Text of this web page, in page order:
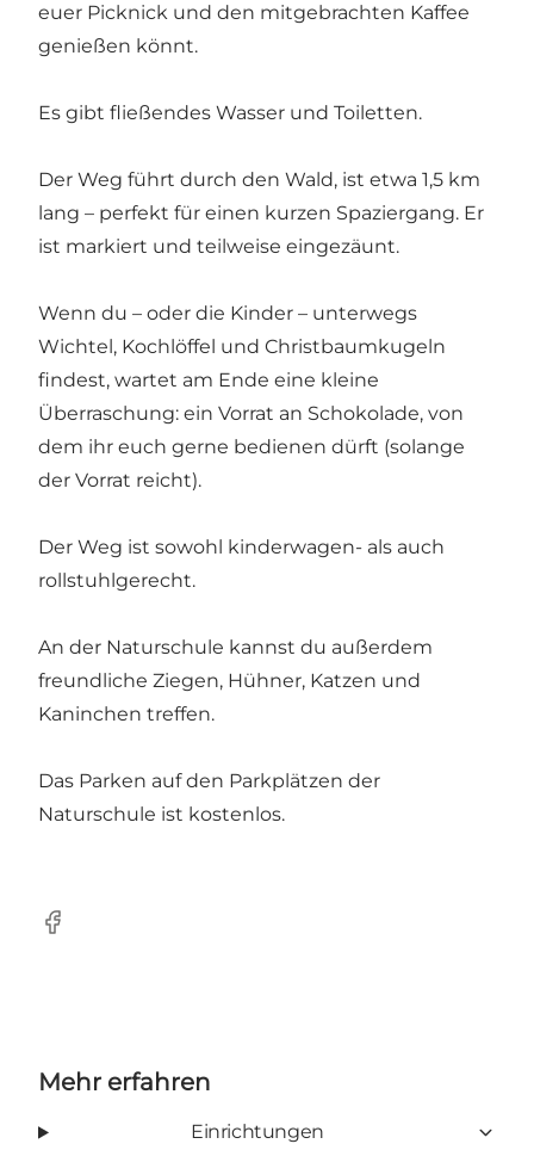
euer Picknick und den mitgebrachten Kaffee
genießen könnt.
Es gibt fließendes Wasser und Toiletten.
Der Weg führt durch den Wald, ist etwa 1,5 km
lang – perfekt für einen kurzen Spaziergang. Er
ist markiert und teilweise eingezäunt.
Wenn du – oder die Kinder – unterwegs
Wichtel, Kochlöffel und Christbaumkugeln
findest, wartet am Ende eine kleine
Überraschung: ein Vorrat an Schokolade, von
dem ihr euch gerne bedienen dürft (solange
der Vorrat reicht).
Der Weg ist sowohl kinderwagen- als auch
rollstuhlgerecht.
An der Naturschule kannst du außerdem
freundliche Ziegen, Hühner, Katzen und
Kaninchen treffen.
Das Parken auf den Parkplätzen der
Naturschule ist kostenlos.
Facebook
Mehr erfahren
Einrichtungen